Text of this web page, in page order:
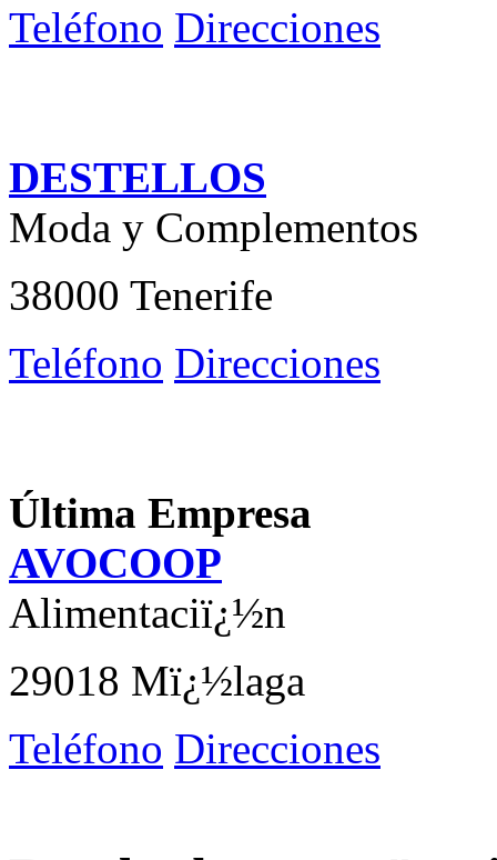
Teléfono Direcciones
DESTELLOS
Moda y Complementos
38000 Tenerife
Teléfono Direcciones
Última Empresa
AVOCOOP
Alimentaciï¿½n
29018 Mï¿½laga
Teléfono Direcciones